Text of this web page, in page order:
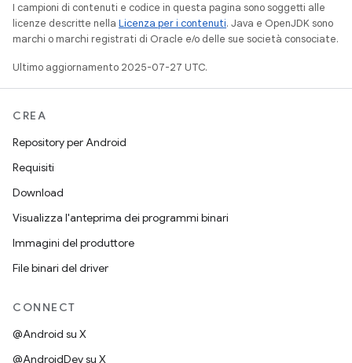
I campioni di contenuti e codice in questa pagina sono soggetti alle
licenze descritte nella Licenza per i contenuti. Java e OpenJDK sono
marchi o marchi registrati di Oracle e/o delle sue società consociate.
Ultimo aggiornamento 2025-07-27 UTC.
CREA
Repository per Android
Requisiti
Download
Visualizza l'anteprima dei programmi binari
Immagini del produttore
File binari del driver
CONNECT
@Android su X
@AndroidDev su X